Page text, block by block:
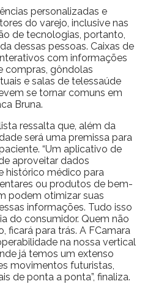
personalizadas e
do varejo, inclusive nas
de tecnologias, portanto,
dessas pessoas. Caixas de
com informações
compras, gôndolas
e salas de telessaúde
se tornar comuns em
Bruna.
ressalta que, além da
será uma premissa para
“Um aplicativo de
aproveitar dados
histórico médico para
ou produtos de bem-
podem otimizar suas
informações. Tudo isso
do consumidor. Quem não
ficará para trás. A FCamara
na nossa vertical
já temos um extenso
movimentos futuristas,
de ponta a ponta”, finaliza.